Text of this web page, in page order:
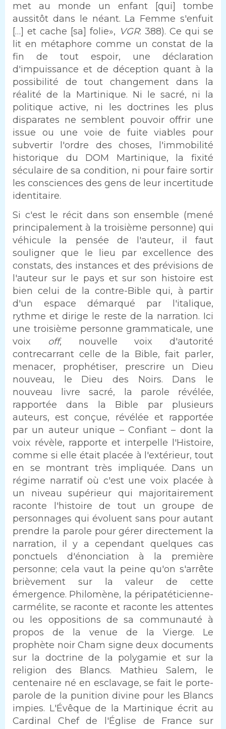
met au monde un enfant [qui] tombe
aussitôt dans le néant. La Femme s'enfuit
[…] et cache [sa] folie», VGR: 388). Ce qui se
lit en métaphore comme un constat de la
fin de tout espoir, une déclaration
d'impuissance et de déception quant à la
possibilité de tout changement dans la
réalité de la Martinique. Ni le sacré, ni la
politique active, ni les doctrines les plus
disparates ne semblent pouvoir offrir une
issue ou une voie de fuite viables pour
subvertir l'ordre des choses, l'immobilité
historique du DOM Martinique, la fixité
séculaire de sa condition, ni pour faire sortir
les consciences des gens de leur incertitude
identitaire.
Si c'est le récit dans son ensemble (mené
principalement à la troisième personne) qui
véhicule la pensée de l'auteur, il faut
souligner que le lieu par excellence des
constats, des instances et des prévisions de
l'auteur sur le pays et sur son histoire est
bien celui de la contre-Bible qui, à partir
d'un espace démarqué par l'italique,
rythme et dirige le reste de la narration. Ici
une troisième personne grammaticale, une
voix
off, nouvelle voix d'autorité
contrecarrant celle de la Bible, fait parler,
menacer, prophétiser, prescrire un Dieu
nouveau, le Dieu des Noirs. Dans le
nouveau livre sacré, la parole révélée,
rapportée dans la Bible par plusieurs
auteurs, est conçue, révélée et rapportée
par un auteur unique – Confiant – dont la
voix révèle, rapporte et interpelle l'Histoire,
comme si elle était placée à l'extérieur, tout
en se montrant très impliquée. Dans un
régime narratif où c'est une voix placée à
un niveau supérieur qui majoritairement
raconte l'histoire de tout un groupe de
personnages qui évoluent sans pour autant
prendre la parole pour gérer directement la
narration, il y a cependant quelques cas
ponctuels d'énonciation à la première
personne; cela vaut la peine qu'on s'arrête
brièvement sur la valeur de cette
émergence. Philomène, la péripatéticienne-
carmélite, se raconte et raconte les attentes
ou les oppositions de sa communauté à
propos de la venue de la Vierge. Le
prophète noir Cham signe deux documents
sur la doctrine de la polygamie et sur la
religion des Blancs. Mathieu Salem, le
centenaire né en esclavage, se fait le porte-
parole de la punition divine pour les Blancs
impies. L'Évêque de la Martinique écrit au
Cardinal Chef de l'Église de France sur